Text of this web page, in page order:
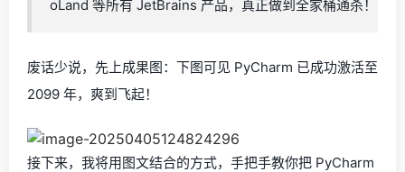
oLand 等所有 JetBrains 产品，真正做到全家桶通杀！
废话少说，先上成果图：下图可见 PyCharm 已成功激活至
2099 年，爽到飞起！
接下来，我将用图文结合的方式，手把手教你把 PyCharm